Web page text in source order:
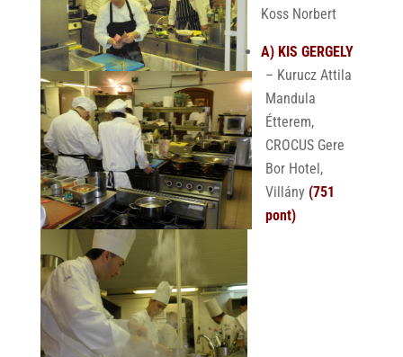
Koss Norbert
A) KIS GERGELY
– Kurucz Attila
Mandula
Étterem,
CROCUS Gere
Bor Hotel,
Villány (751
pont)